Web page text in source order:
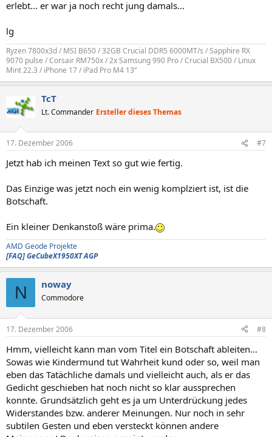
erlebt... er war ja noch recht jung damals...
lg
Ryzen 7800x3d / MSI B650 / 32GB Crucial DDR5 6000MT/s / Sapphire RX
9070 pulse / Corsair RM750x / 2x Samsung 990 Pro / Crucial BX500 / Linux
Mint 22.3 / iPhone 17 / iPad Pro M4 13“
TcT
Lt. Commander Ersteller dieses Themas
17. Dezember 2006 #7
Jetzt hab ich meinen Text so gut wie fertig.
Das Einzige was jetzt noch ein wenig komplziert ist, ist die
Botschaft.
Ein kleiner Denkanstoß wäre prima.
AMD Geode Projekte
[FAQ] GeCubeX1950XT AGP
N noway
Commodore
17. Dezember 2006 #8
Hmm, vielleicht kann man vom Titel ein Botschaft ableiten...
Sowas wie Kindermund tut Wahrheit kund oder so, weil man
eben das Tatächliche damals und vielleicht auch, als er das
Gedicht geschieben hat noch nicht so klar aussprechen
konnte. Grundsätzlich geht es ja um Unterdrückung jedes
Widerstandes bzw. anderer Meinungen. Nur noch in sehr
subtilen Gesten und eben versteckt können andere